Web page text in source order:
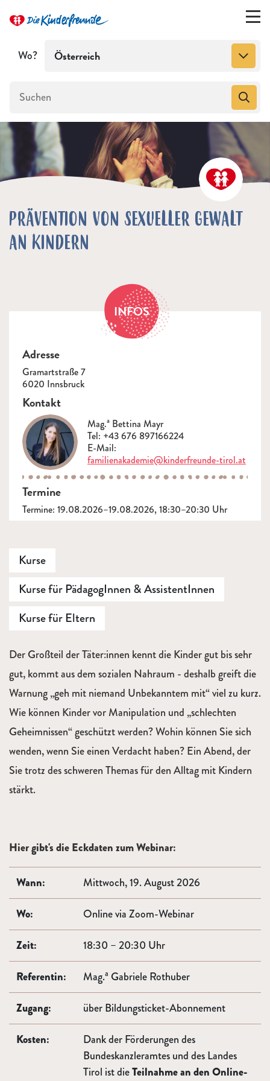
Wo? Österreich
PRÄVENTION VON SEXUELLER GEWALT
AN KINDERN
INFOS
Adresse
Gramartstraße 7
6020 Innsbruck
Kontakt
Mag.ª Bettina Mayr
Tel: +43 676 897166224
E-Mail:
familienakademie@kinderfreunde-tirol.at
Termine
Termine: 19.08.2026–19.08.2026, 18:30–20:30 Uhr
Kurse
Kurse für PädagogInnen & AssistentInnen
Kurse für Eltern
Beschreibung
Der Großteil der Täter:innen kennt die Kinder gut bis sehr
gut, kommt aus dem sozialen Nahraum - deshalb greift die
Warnung „geh mit niemand Unbekanntem mit“ viel zu kurz.
Wie können Kinder vor Manipulation und „schlechten
Geheimnissen“ geschützt werden? Wohin können Sie sich
wenden, wenn Sie einen Verdacht haben? Ein Abend, der
Sie trotz des schweren Themas für den Alltag mit Kindern
stärkt.
Hier gibt's die Eckdaten zum Webinar:
Wann:
Mittwoch, 19. August 2026
Wo:
Online via Zoom-Webinar
Zeit:
18:30 – 20:30 Uhr
Referentin:
Mag.a Gabriele Rothuber
Zugang:
über Bildungsticket-Abonnement
Kosten:
Dank der Förderungen des
Bundeskanzleramtes und des Landes
Tirol ist dieTeilnahme an den Online-